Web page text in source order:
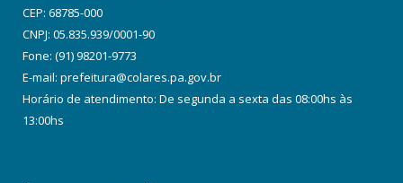
CEP: 68785-000
CNPJ: 05.835.939/0001-90
Fone: (91) 98201-9773
E-mail: prefeitura@colares.pa.gov.br
Horário de atendimento: De segunda a sexta das 08:00hs às
13:00hs